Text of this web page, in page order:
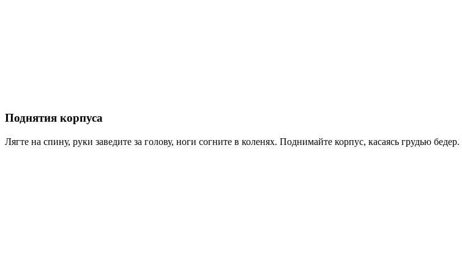
Поднятия корпуса
Лягте на спину, руки заведите за голову, ноги согните в коленях. Поднимайте корпус, касаясь грудью